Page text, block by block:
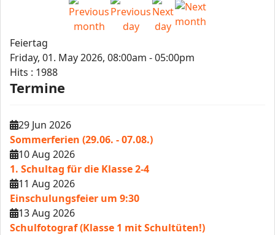
Feiertag
Friday, 01. May 2026, 08:00am - 05:00pm
Hits : 1988
Termine
29 Jun 2026
Sommerferien (29.06. - 07.08.)
10 Aug 2026
1. Schultag für die Klasse 2-4
11 Aug 2026
Einschulungsfeier um 9:30
13 Aug 2026
Schulfotograf (Klasse 1 mit Schultüten!)